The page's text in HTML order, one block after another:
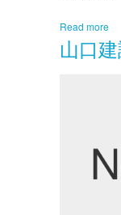
Read more
山口